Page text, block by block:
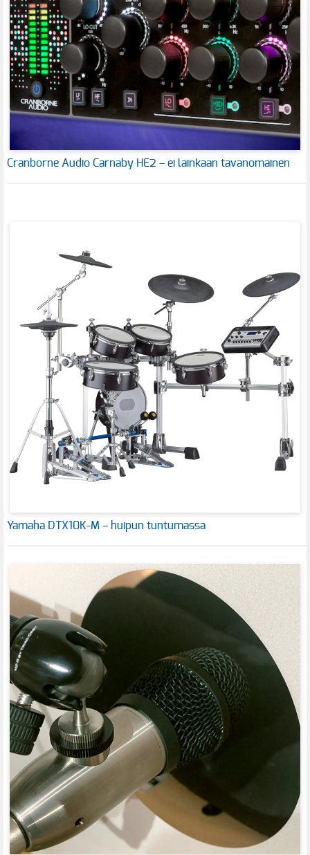
Cranborne Audio Carnaby HE2 – ei lainkaan tavanomainen
Yamaha DTX10K-M – huipun tuntumassa